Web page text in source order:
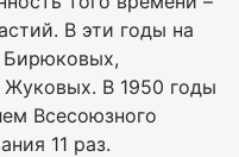
В эти годы на
Бирюковых,
В 1950 годы
Всесоюзного
11 раз.